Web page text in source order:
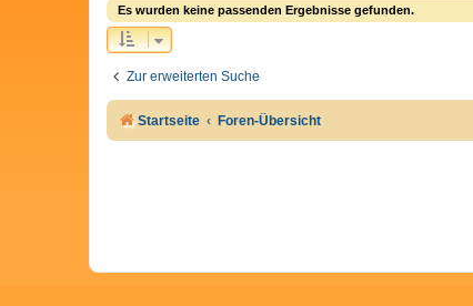
Es wurden keine passenden Ergebnisse gefunden.
Zur erweiterten Suche
Startseite Foren-Übersicht